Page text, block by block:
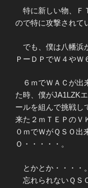
特に新しい物、Ｆ
ので特に攻撃されて
でも、僕は八幡浜
ＰーＤＰでＷ４やＷ
６ｍでＷＡＣが出
た時、僕がJA1LZK
ールを組んで挑戦し
来た２ｍＴＥＰのＶ
０ｍでＷがＱＳＯ出
Ｏ・・・・・。
とかとか・・・・。
忘れられないＱＳ